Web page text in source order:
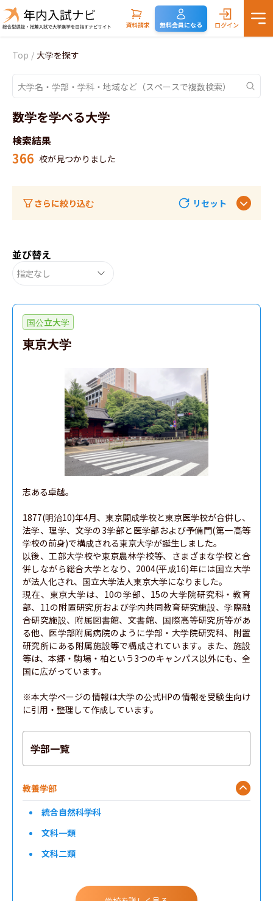
資料請求 無料会員になる ログイン
Top / 大学を探す
数学を学べる大学
検索結果
366 校が見つかりました
さらに絞り込む リセット
並び替え
指定なし
国公立大学
東京大学
志ある卓越。
1877(明治10)年4月、東京開成学校と東京医学校が合併し、
法学、理学、文学の3学部と医学部および予備門(第一高等
学校の前身)で構成される東京大学が誕生しました。
以後、工部大学校や東京農林学校等、さまざまな学校と合
併しながら総合大学となり、2004(平成16)年には国立大学
が法人化され、国立大学法人東京大学になりました。
現在、東京大学は、10の学部、15の大学院研究科・教育
部、11の附置研究所および学内共同教育研究施設、学際融
合研究施設、附属図書館、文書館、国際高等研究所等があ
る他、医学部附属病院のように学部・大学院研究科、附置
研究所にある附属施設等で構成されています。また、施設
等は、本郷・駒場・柏という3つのキャンパス以外にも、全
国に広がっています。
※本大学ページの情報は大学の公式HPの情報を受験生向け
に引用・整理して作成しています。
学部一覧
教養学部
統合自然科学科
文科一類
文科二類